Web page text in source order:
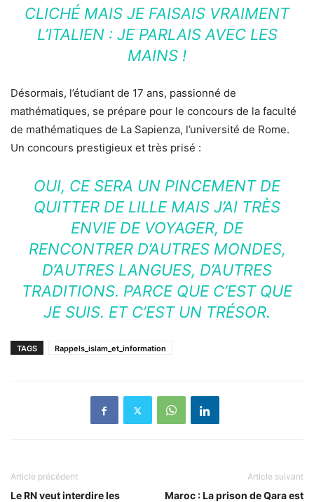
CLICHÉ MAIS JE FAISAIS VRAIMENT
L’ITALIEN : JE PARLAIS AVEC LES
MAINS !
Désormais, l’étudiant de 17 ans, passionné de
mathématiques, se prépare pour le concours de la faculté
de mathématiques de La Sapienza, l’université de Rome.
Un concours prestigieux et très prisé :
OUI, CE SERA UN PINCEMENT DE
QUITTER DE LILLE MAIS J’AI TRÈS
ENVIE DE VOYAGER, DE
RENCONTRER D’AUTRES MONDES,
D’AUTRES LANGUES, D’AUTRES
TRADITIONS. PARCE QUE C’EST QUE
JE SUIS. ET C’EST UN TRÉSOR.
TAGS Rappels_islam_et_information
Article précédent
Le RN veut interdire les
Article suivant
Maroc : La prison de Qara est